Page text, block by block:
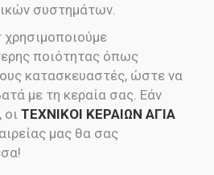
συστημάτων.
ποιότητας όπως
κατασκευαστές, ώστε να
με τη κεραία σας. Εάν
οι ΤΕΧΝΙΚΟΙ ΚΕΡΑΙΩΝ ΑΓΙΑ
μας θα σας